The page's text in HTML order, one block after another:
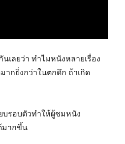
เลยว่า ทำไมหนังหลายเรื่อง
กยิ่งกว่าในตกดึก ถ้าเกิด
บรอบตัวทำให้ผู้ชมหนัง
มากขึ้น